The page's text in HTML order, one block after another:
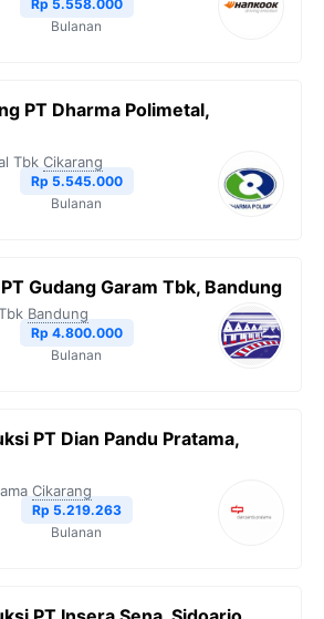
Rp 5.558.000
Bulanan
PT Dharma Polimetal,
Tbk Cikarang
Rp 5.545.000
Bulanan
Gudang Garam Tbk, Bandung
Bandung
Rp 4.800.000
Bulanan
PT Dian Pandu Pratama,
Cikarang
Rp 5.219.263
Bulanan